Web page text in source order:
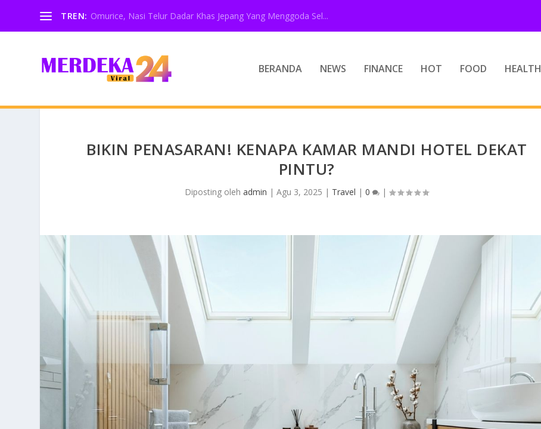
TREN: Omurice, Nasi Telur Dadar Khas Jepang Yang Menggoda Sel...
BERANDA NEWS FINANCE HOT FOOD HEALTH
BIKIN PENASARAN! KENAPA KAMAR MANDI HOTEL DEKAT
PINTU?
Diposting olehadmin |Agu 3, 2025 | Travel |0 |